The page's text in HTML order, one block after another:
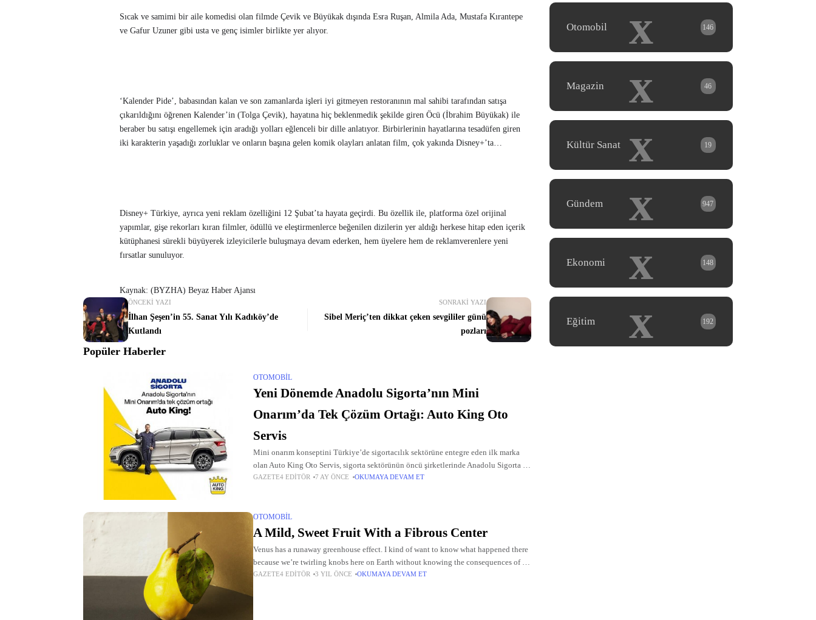
Sıcak ve samimi bir aile komedisi olan filmde Çevik ve Büyükak dışında Esra Ruşan, Almila Ada, Mustafa Kırantepe
ve Gafur Uzuner gibi usta ve genç isimler birlikte yer alıyor.
‘Kalender Pide’, babasından kalan ve son zamanlarda işleri iyi gitmeyen restoranının mal sahibi tarafından satışa
çıkarıldığını öğrenen Kalender’in (Tolga Çevik), hayatına hiç beklenmedik şekilde giren Öcü (İbrahim Büyükak) ile
beraber bu satışı engellemek için aradığı yolları eğlenceli bir dille anlatıyor. Birbirlerinin hayatlarına tesadüfen giren
iki karakterin yaşadığı zorluklar ve onların başına gelen komik olayları anlatan film, çok yakında Disney+’ta…
Disney+ Türkiye, ayrıca yeni reklam özelliğini 12 Şubat’ta hayata geçirdi. Bu özellik ile, platforma özel orijinal
yapımlar, gişe rekorları kıran filmler, ödüllü ve eleştirmenlerce beğenilen dizilerin yer aldığı herkese hitap eden içerik
kütüphanesi sürekli büyüyerek izleyicilerle buluşmaya devam ederken, hem üyelere hem de reklamverenlere yeni
fırsatlar sunuluyor.
Kaynak: (BYZHA) Beyaz Haber Ajansı
ÖNCEKI YAZI
İlhan Şeşen’in 55. Sanat Yılı Kadıköy’de
Kutlandı
SONRAKI YAZI
Sibel Meriç’ten dikkat çeken sevgililer günü
pozları
Popüler Haberler
OTOMOBIL
Yeni Dönemde Anadolu Sigorta’nın Mini
Onarım’da Tek Çözüm Ortağı: Auto King Oto
Servis
Mini onarım konseptini Türkiye’de sigortacılık sektörüne entegre eden ilk marka
olan Auto King Oto Servis, sigorta sektörünün öncü şirketlerinde Anadolu Sigorta ile
yeni bir iş birliğine imza attı.
GAZETE4 EDITÖR 7 AY ÖNCE OKUMAYA DEVAM ET
OTOMOBIL
A Mild, Sweet Fruit With a Fibrous Center
Venus has a runaway greenhouse effect. I kind of want to know what happened there
because we’re twirling knobs here on Earth without knowing the consequences of it.
Mars once
GAZETE4 EDITÖR 3 YIL ÖNCE OKUMAYA DEVAM ET
x
Otomobil 146
x
Magazin 46
x
Kültür Sanat 19
x
Gündem 947
x
Ekonomi 148
x
Eğitim 192